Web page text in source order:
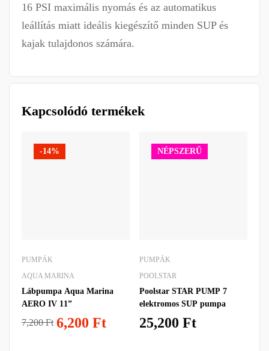
16 PSI maximális nyomás és az automatikus
leállítás miatt ideális kiegészítő minden SUP és
kajak tulajdonos számára.
Kapcsolódó termékek
-14%
PUMPÁK
AQUA MARINA
Lábpumpa Aqua Marina
AERO IV 11”
7,200Ft 6,200 Ft
NÉPSZERŰ
PUMPÁK
POOLSTAR
Poolstar STAR PUMP 7
elektromos SUP pumpa
25,200 Ft